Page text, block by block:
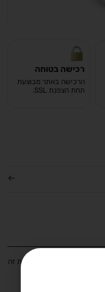
רכישה בטוחה
הרכישה באתר מבוצעת
תחת הצפנת SSL.